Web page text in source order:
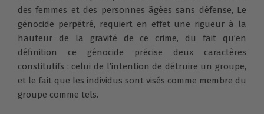
des femmes et des personnes âgées sans défense, Le
génocide perpétré, requiert en effet une rigueur à la
hauteur de la gravité de ce crime, du fait qu’en
définition ce génocide précise deux caractères
constitutifs : celui de l’intention de détruire un groupe,
et le fait que les individus sont visés comme membre du
groupe comme tels.